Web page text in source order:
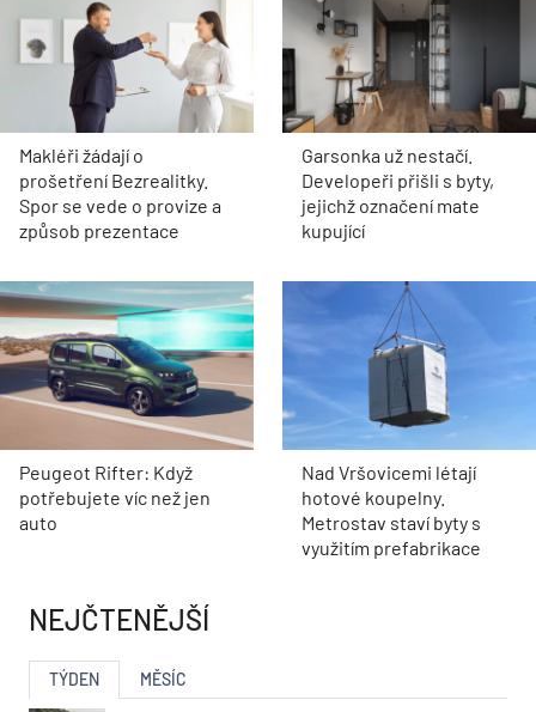
Makléři žádají o
prošetření Bezrealitky.
Spor se vede o provize a
způsob prezentace
Garsonka už nestačí.
Developeři přišli s byty,
jejichž označení mate
kupující
Peugeot Rifter: Když
potřebujete víc než jen
auto
Nad Vršovicemi létají
hotové koupelny.
Metrostav staví byty s
využitím prefabrikace
NEJČTENĚJŠÍ
TÝDEN MĚSÍC